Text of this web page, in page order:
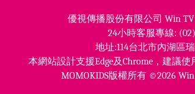
優視傳播股份有限公司 Win TV
24小時客服專線:
地址:114台北市內湖區
本網站設計支援Edge及Chrome， 建議使
MOMOKIDS版權所有 ©2026 Win